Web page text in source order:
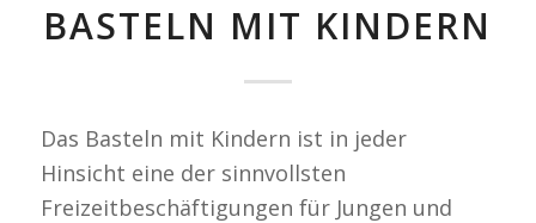
BASTELN MIT KINDERN
Das Basteln mit Kindern ist in jeder
Hinsicht eine der sinnvollsten
Freizeitbeschäftigungen für Jungen und